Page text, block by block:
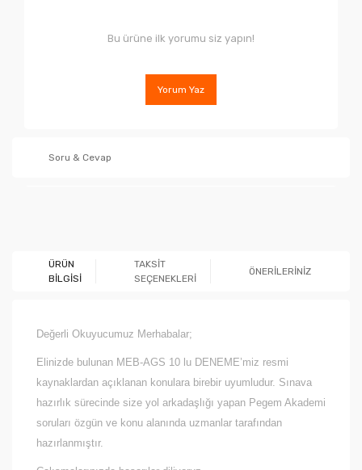
Bu ürüne ilk yorumu siz yapın!
Yorum Yaz
Soru & Cevap
ÜRÜN
BİLGİSİ
TAKSİT
SEÇENEKLERİ
ÖNERİLERİNİZ
Değerli Okuyucumuz Merhabalar;
Elinizde bulunan MEB-AGS 10 lu DENEME’miz resmi
kaynaklardan açıklanan konulara birebir uyumludur. Sınava
hazırlık sürecinde size yol arkadaşlığı yapan Pegem Akademi
soruları özgün ve konu alanında uzmanlar tarafından
hazırlanmıştır.